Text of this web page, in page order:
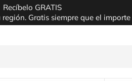
Recíbelo GRATIS
Gratis siempre que el